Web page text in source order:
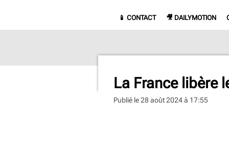
📱 CONTACT 🎥 DAILYMOTION
La France libère
Publié le 28 août 2024 à 17:55